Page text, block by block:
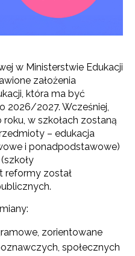
w Ministerstwie Edukacji
założenia
która ma być
2026/2027. Wcześniej,
w szkołach zostaną
– edukacja
i ponadpodstawowe)
reformy został
zorientowane
społecznych